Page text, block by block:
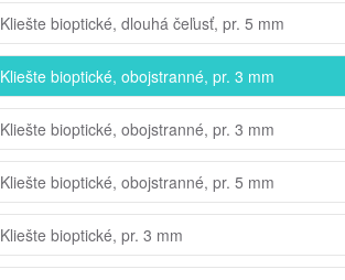
Kliešte bioptické, dlouhá čeľusť, pr. 5 mm
Kliešte bioptické, obojstranné, pr. 3 mm
Kliešte bioptické, obojstranné, pr. 3 mm
Kliešte bioptické, obojstranné, pr. 5 mm
Kliešte bioptické, pr. 3 mm